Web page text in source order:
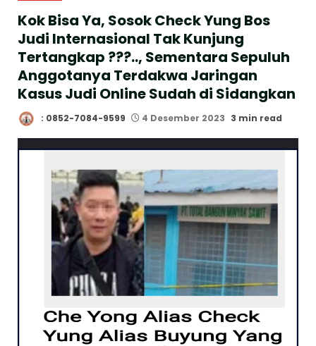
Kok Bisa Ya, Sosok Check Yung Bos
Judi Internasional Tak Kunjung
Tertangkap ???.., Sementara Sepuluh
Anggotanya Terdakwa Jaringan
Kasus Judi Online Sudah di Sidangkan
: 0852-7084-9599 4 Desember 2023 3 min read